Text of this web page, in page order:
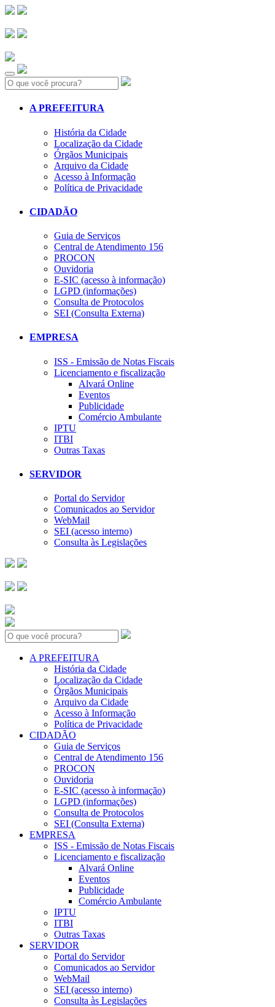
Search:
A PREFEITURA
História da Cidade
Localização da Cidade
Órgãos Municipais
Arquivo da Cidade
Acesso à Informação
Política de Privacidade
CIDADÃO
Guia de Serviços
Central de Atendimento 156
PROCON
Ouvidoria
E-SIC (acesso à informação)
LGPD (informações)
Consulta de Protocolos
SEI (Consulta Externa)
EMPRESA
ISS - Emissão de Notas Fiscais
Licenciamento e fiscalização
Alvará Online
Eventos
Publicidade
Comércio Ambulante
IPTU
ITBI
Outras Taxas
SERVIDOR
Portal do Servidor
Comunicados ao Servidor
WebMail
SEI (acesso interno)
Consulta às Legislações
Search:
A PREFEITURA
História da Cidade
Localização da Cidade
Órgãos Municipais
Arquivo da Cidade
Acesso à Informação
Política de Privacidade
CIDADÃO
Guia de Serviços
Central de Atendimento 156
PROCON
Ouvidoria
E-SIC (acesso à informação)
LGPD (informações)
Consulta de Protocolos
SEI (Consulta Externa)
EMPRESA
ISS - Emissão de Notas Fiscais
Licenciamento e fiscalização
Alvará Online
Eventos
Publicidade
Comércio Ambulante
IPTU
ITBI
Outras Taxas
SERVIDOR
Portal do Servidor
Comunicados ao Servidor
WebMail
SEI (acesso interno)
Consulta às Legislações